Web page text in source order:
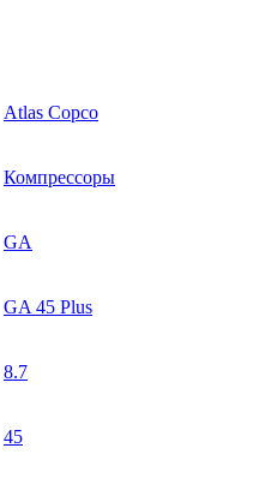
Atlas Copco
Компрессоры
GA
GA 45 Plus
8.7
45